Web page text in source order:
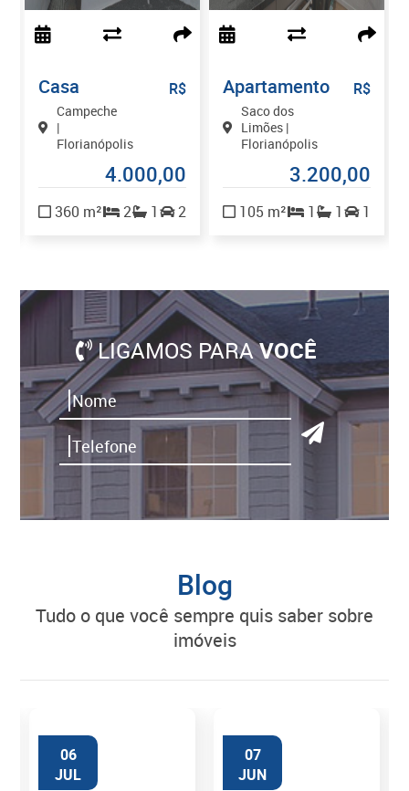
Casa
Campeche
|
Florianópolis
R$
4.000,00
360 m² 2 1 2
Apartamento
Saco dos
Limões |
Florianópolis
R$
3.200,00
105 m² 1 1 1
LIGAMOS PARAVOCÊ
Blog
tudo o que você sempre quis saber sobre
imóveis
06
JUL
07
JUN